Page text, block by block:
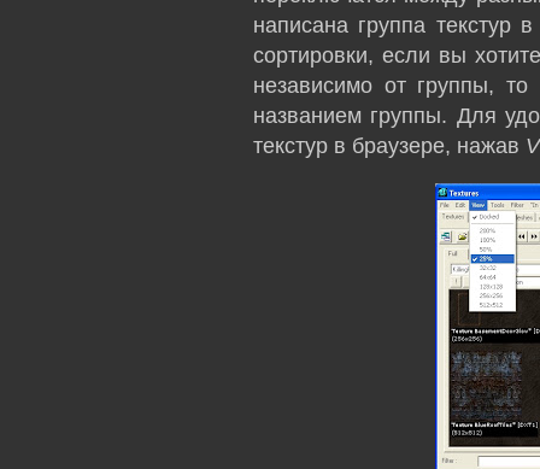
написана группа текстур
сортировки, если вы
независимо от группы,
названием группы. Для
текстур в браузере, нажав